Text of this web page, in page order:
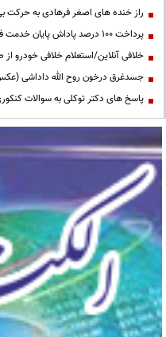
راز خنده های اصغر فرهادی به حرکت
پرداخت ۱۰۰ درصد پاداش پایان خدمت فرهنگیان
خلافی آنلاین/استعلام خلافی خودرو از
جسدغرق درخون روح الله داداشی
پاسخ های دکتر توکلی به سوالات